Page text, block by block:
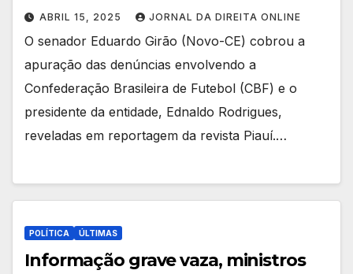
ABRIL 15, 2025 JORNAL DA DIREITA ONLINE
O senador Eduardo Girão (Novo-CE) cobrou a
apuração das denúncias envolvendo a
Confederação Brasileira de Futebol (CBF) e o
presidente da entidade, Ednaldo Rodrigues,
reveladas em reportagem da revista Piauí.…
POLÍTICA ÚLTIMAS
Informação grave vaza, ministros